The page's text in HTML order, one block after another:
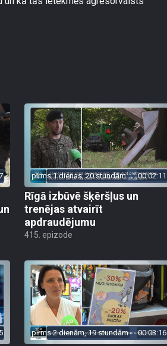
pirms 1 dienas, 20 stundām 00:02:11
Rīgā izbūvē šķēršļus un
trenējas atvairīt
apdraudējumu
415. epizode
pirms 2 dienām, 19 stundām 00:03:16